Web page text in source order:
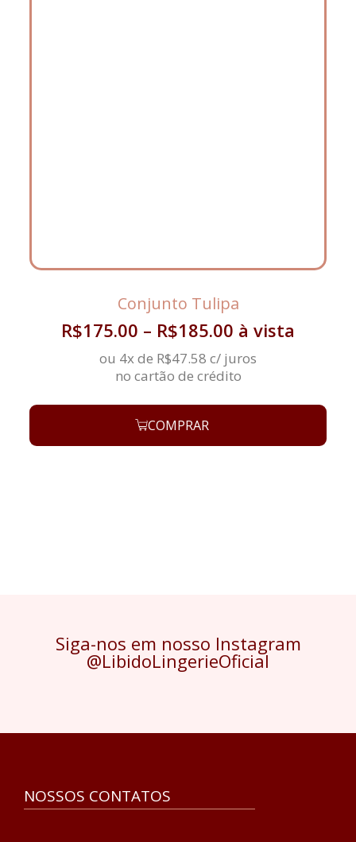
Conjunto Tulipa
R$175.00 – R$185.00 à vista
ou 4x de R$47.58 c/ juros
no cartão de crédito
COMPRAR
Siga-nos em nosso Instagram
@LibidoLingerieOficial
NOSSOS CONTATOS